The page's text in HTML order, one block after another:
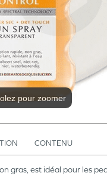
pour zoomer
CONTENU
gras, est idéal pour les